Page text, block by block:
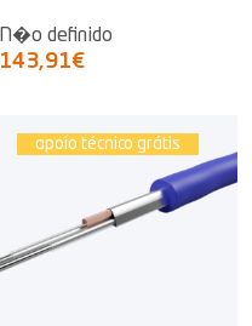
N�o definido
143,91€
apoio técnico grátis